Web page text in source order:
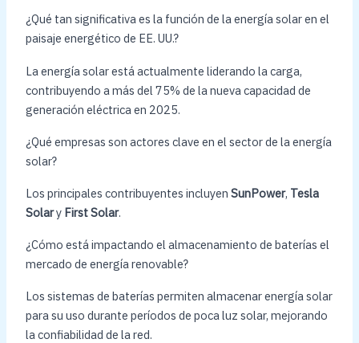
¿Qué tan significativa es la función de la energía solar en el
paisaje energético de EE. UU.?
La energía solar está actualmente liderando la carga,
contribuyendo a más del 75% de la nueva capacidad de
generación eléctrica en 2025.
¿Qué empresas son actores clave en el sector de la energía
solar?
Los principales contribuyentes incluyen SunPower, Tesla
Solary First Solar.
¿Cómo está impactando el almacenamiento de baterías el
mercado de energía renovable?
Los sistemas de baterías permiten almacenar energía solar
para su uso durante períodos de poca luz solar, mejorando
la confiabilidad de la red.